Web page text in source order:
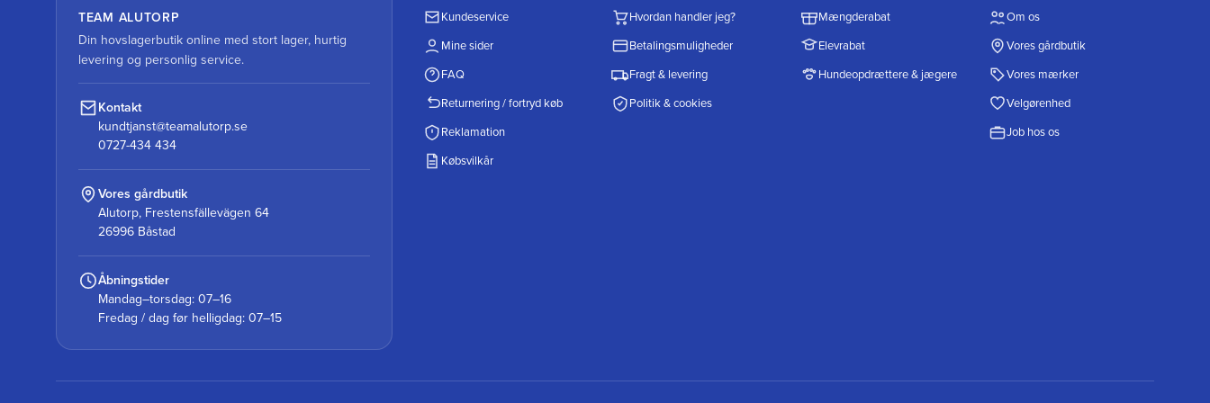
TEAM ALUTORP
Din hovslagerbutik online med stort lager, hurtig
levering og personlig service.
Kontakt
kundtjanst@teamalutorp.se
0727-434 434
Vores gårdbutik
Alutorp, Frestensfällevägen 64
26996 Båstad
Åbningstider
Mandag–torsdag: 07–16
Fredag / dag før helligdag: 07–15
Kundeservice
Mine sider
FAQ
Returnering / fortryd køb
Reklamation
Købsvilkår
Hvordan handler jeg?
Betalingsmuligheder
Fragt & levering
Politik & cookies
Mængderabat
Elevrabat
Hundeopdrættere & jægere
Om os
Vores gårdbutik
Vores mærker
Velgørenhed
Job hos os